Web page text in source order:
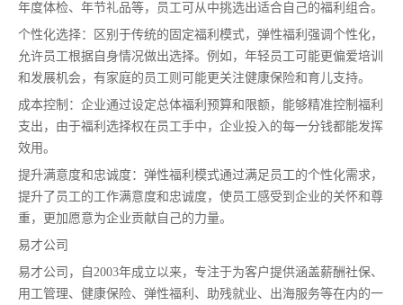
年度体检、年节礼品等，员工可从中挑选出适合自己的福利组合。
个性化选择：区别于传统的固定福利模式，弹性福利强调个性化，
允许员工根据自身情况做出选择。例如，年轻员工可能更偏爱培训
和发展机会，有家庭的员工则可能更关注健康保险和育儿支持。
成本控制：企业通过设定总体福利预算和限额，能够精准控制福利
支出，由于福利选择权在员工手中，企业投入的每一分钱都能发挥
效用。
提升满意度和忠诚度：弹性福利模式通过满足员工的个性化需求，
提升了员工的工作满意度和忠诚度，使员工感受到企业的关怀和尊
重，更加愿意为企业贡献自己的力量。
易才公司
易才公司，自2003年成立以来，专注于为客户提供涵盖薪酬社保、
用工管理、健康保险、弹性福利、助残就业、出海服务等在内的一